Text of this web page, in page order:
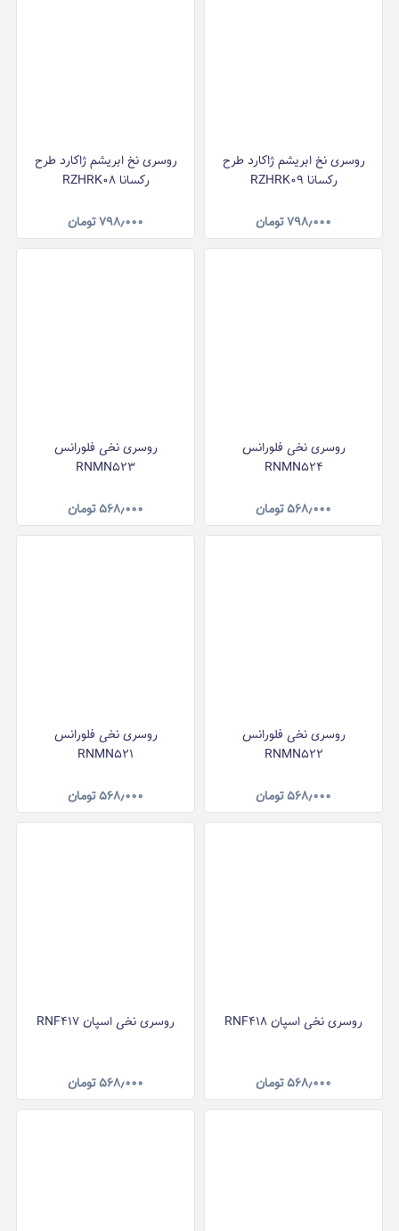
روسری نخ ابریشم ژاکارد طرح
رکسانا RZHRK09
۷۹۸٫۰۰۰تومان
روسری نخ ابریشم ژاکارد طرح
رکسانا RZHRK08
۷۹۸٫۰۰۰تومان
روسری نخی فلورانس
RNMN524
۵۶۸٫۰۰۰تومان
روسری نخی فلورانس
RNMN523
۵۶۸٫۰۰۰تومان
روسری نخی فلورانس
RNMN522
۵۶۸٫۰۰۰تومان
روسری نخی فلورانس
RNMN521
۵۶۸٫۰۰۰تومان
روسری نخی اسپان RNF418
۵۶۸٫۰۰۰تومان
روسری نخی اسپان RNF417
۵۶۸٫۰۰۰تومان